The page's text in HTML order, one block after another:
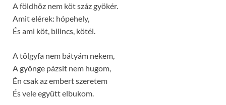
A földhöz nem köt száz gyökér.
Amit elérek: hópehely,
És ami köt, bilincs, kötél.
A tölgyfa nem bátyám nekem,
A gyönge pázsit nem hugom,
Én csak az embert szeretem
És vele együtt elbukom.